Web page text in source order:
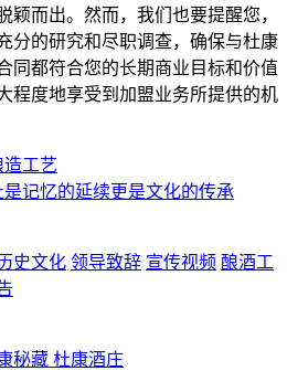
颖而出。然而，我们也要提醒您，
分的研究和尽职调查，确保与杜康
同都符合您的长期商业目标和价值
程度地享受到加盟业务所提供的机
工艺
记忆的延续更是文化的传承
史文化 领导致辞 宣传视频 酿酒工
秘藏 杜康酒庄